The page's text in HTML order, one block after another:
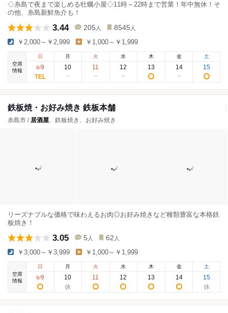
◇糸島で夜まで楽しめる牡蠣小屋◇11時～22時まで営業！年中無休！そ
の他、糸島新鮮魚介も！
3.44 205 人 8545 人
￥2,000～￥2,999 ￥1,000～￥1,999
空席
情報
日
8/9
月
10
火
11
水
12
木
13
金
14
土
15
鉄板焼・お好み焼き 鉄板本舗
糸島市 / 居酒屋、鉄板焼き、お好み焼き
リーズナブルな価格で味わえるお肉◎お好み焼きなど種類豊富な本格鉄
板焼き！
3.05 5 人 62 人
￥3,000～￥3,999 ￥1,000～￥1,999
空席
情報
日
8/9
月
10
火
11
水
12
木
13
金
14
土
15